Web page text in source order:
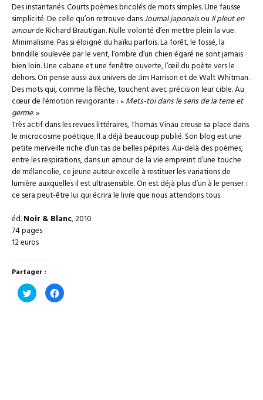
Des instantanés. Courts poèmes bricolés de mots simples. Une fausse
simplicité. De celle qu’on retrouve dansJournal japonaisou Il pleut en
amourde Richard Brautigan. Nulle volonté d’en mettre plein la vue.
Minimalisme. Pas si éloigné du haïku parfois. La forêt, le fossé, la
brindille soulevée par le vent, l’ombre d’un chien égaré ne sont jamais
bien loin. Une cabane et une fenêtre ouverte, l’œil du poète vers le
dehors. On pense aussi aux univers de Jim Harrison et de Walt Whitman.
Des mots qui, comme la flèche, touchent avec précision leur cible. Au
cœur de l’émotion revigorante : «Mets-toi dans le sens de la terre et
germe.»
Très actif dans les revues littéraires, Thomas Vinau creuse sa place dans
le microcosme poétique. Il a déjà beaucoup publié. Son blog est une
petite merveille riche d’un tas de belles pépites. Au-delà des poèmes,
entre les respirations, dans un amour de la vie empreint d’une touche
de mélancolie, ce jeune auteur excelle à restituer les variations de
lumière auxquelles il est ultrasensible. On est déjà plus d’un à le penser :
ce sera peut-être lui qui écrira le livre que nous attendons tous.
éd.Noir & Blanc, 2010
74 pages
12 euros
Partager :
Cliquez
pour
partager
Cliquez
pour